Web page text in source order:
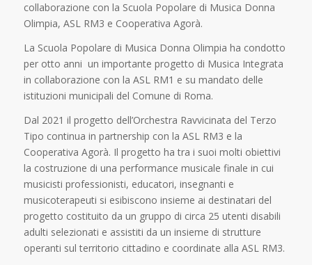
collaborazione con la Scuola Popolare di Musica Donna
Olimpia, ASL RM3 e Cooperativa Agorà.
La Scuola Popolare di Musica Donna Olimpia ha condotto
per otto anni un importante progetto di Musica Integrata
in collaborazione con la ASL RM1 e su mandato delle
istituzioni municipali del Comune di Roma.
Dal 2021 il progetto dell’Orchestra Ravvicinata del Terzo
Tipo continua in partnership con la ASL RM3 e la
Cooperativa Agorà. Il progetto ha tra i suoi molti obiettivi
la costruzione di una performance musicale finale in cui
musicisti professionisti, educatori, insegnanti e
musicoterapeuti si esibiscono insieme ai destinatari del
progetto costituito da un gruppo di circa 25 utenti disabili
adulti selezionati e assistiti da un insieme di strutture
operanti sul territorio cittadino e coordinate alla ASL RM3.